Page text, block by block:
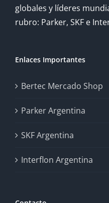
globales y líderes
rubro: Parker, SKF e
Enlaces Importantes
Bertec Mercado Shop
Parker Argentina
SKF Argentina
Interflon Argentina